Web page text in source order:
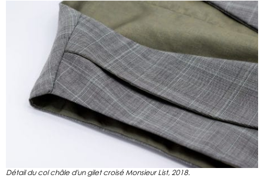
Détail du col châle d'un gilet croisé Monsieur List, 2018.